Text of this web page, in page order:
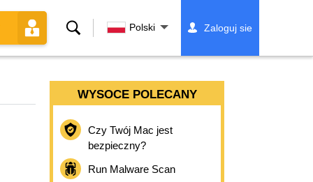
Szukaj Polski Zaloguj sie
WYSOCE POLECANY
Czy Twój Mac jest
bezpieczny?
Run Malware Scan